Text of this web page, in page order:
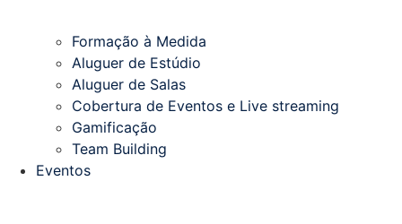
Formação à Medida
Aluguer de Estúdio
Aluguer de Salas
Cobertura de Eventos e Live streaming
Gamificação
Team Building
Eventos